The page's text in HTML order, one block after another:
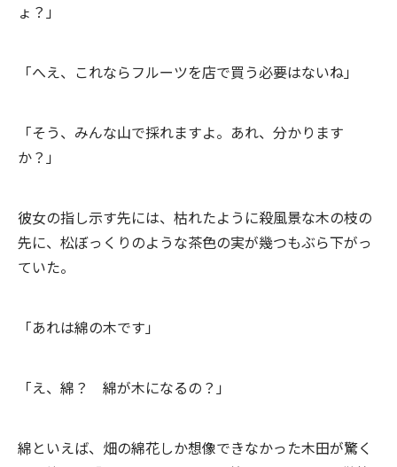
ょ？」
「へえ、これならフルーツを店で買う必要はないね」
「そう、みんな山で採れますよ。あれ、分かります
か？」
彼女の指し示す先には、枯れたように殺風景な木の枝の
先に、松ぼっくりのような茶色の実が幾つもぶら下がっ
ていた。
「あれは綿の木です」
「え、綿？ 綿が木になるの？」
綿といえば、畑の綿花しか想像できなかった木田が驚く